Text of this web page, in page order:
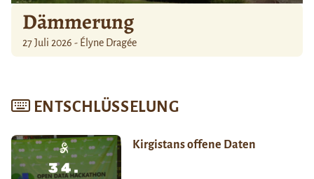
Dämmerung
27 Juli 2026 - Élyne Dragée
ENTSCHLÜSSELUNG
Kirgistans offene Daten